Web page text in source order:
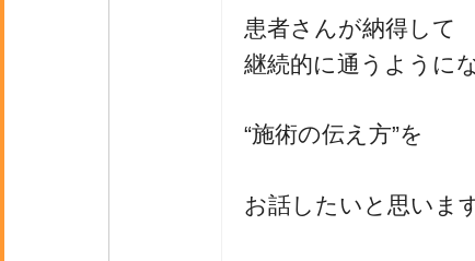
患者さんが納得して
継続的に通うように
“施術の伝え方”を
お話したいと思いま